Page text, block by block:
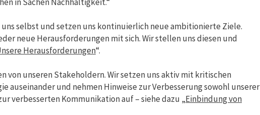
uns selbst und setzen uns kontinuierlich neue ambitionierte Ziele.
neue Herausforderungen mit sich. Wir stellen uns diesen und
Herausforderungen“.
von unseren Stakeholdern. Wir setzen uns aktiv mit kritischen
auseinander und nehmen Hinweise zur Verbesserung sowohl unserer
verbesserten Kommunikation auf – siehe dazu „Einbindung von